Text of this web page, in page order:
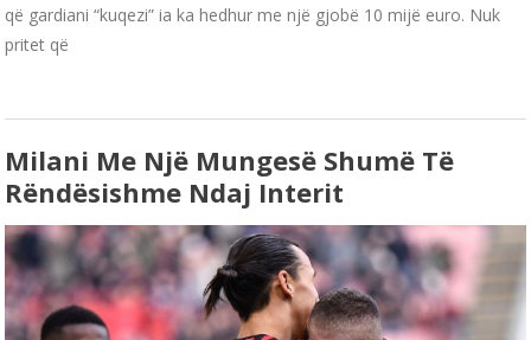
që gardiani “kuqezi” ia ka hedhur me një gjobë 10 mijë euro. Nuk
pritet që
Milani Me Një Mungesë Shumë Të
Rëndësishme Ndaj Interit